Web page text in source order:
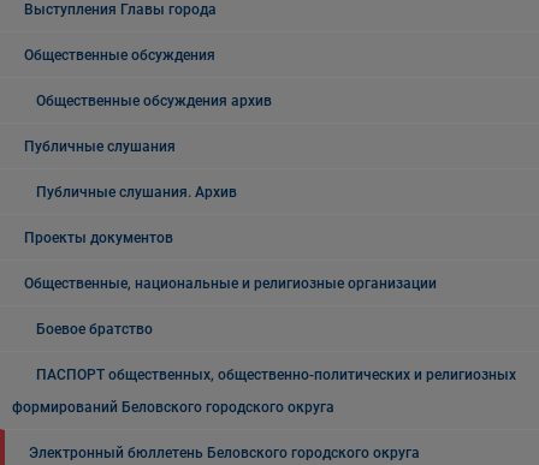
Выступления Главы города
Общественные обсуждения
Общественные обсуждения архив
Публичные слушания
Публичные слушания. Архив
Проекты документов
Общественные, национальные и религиозные организации
Боевое братство
ПАСПОРТ общественных, общественно-политических и религиозных
формирований Беловского городского округа
Электронный бюллетень Беловского городского округа